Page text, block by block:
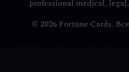
professional medical,
© 2026 Fortune Cards.